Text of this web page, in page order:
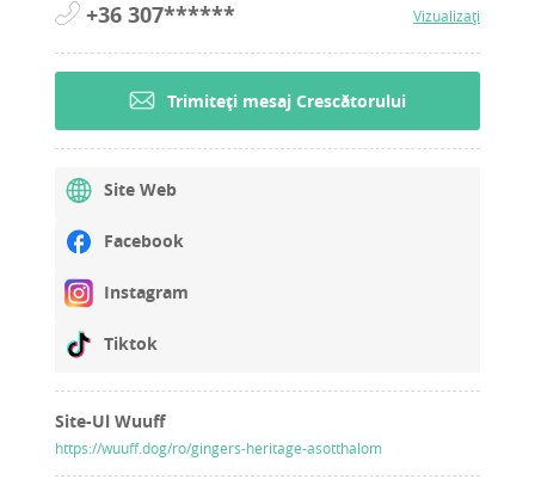
+36 307****** Vizualizați
Trimiteți mesaj Crescătorului
Site Web
Facebook
Instagram
Tiktok
Site-Ul Wuuff
https://wuuff.dog/ro/gingers-heritage-asotthalom